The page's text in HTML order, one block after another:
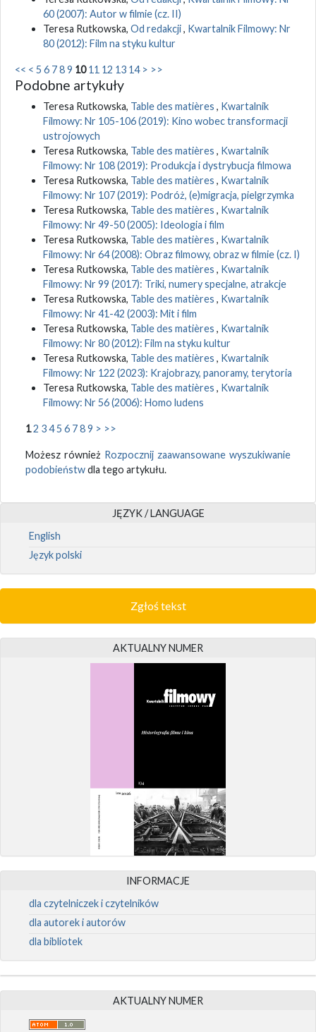
60 (2007): Autor w filmie (cz. II)
Teresa Rutkowska, Od redakcji, Kwartalnik Filmowy: Nr
80 (2012): Film na styku kultur
<< < 5 6 789 10 11 12 13 14 > >>
Podobne artykuły
Teresa Rutkowska, Table des matières , Kwartalnik
Filmowy: Nr 105-106 (2019): Kino wobec transformacji
ustrojowych
Teresa Rutkowska, Table des matières , Kwartalnik
Filmowy: Nr 108 (2019): Produkcja i dystrybucja filmowa
Teresa Rutkowska, Table des matières , Kwartalnik
Filmowy: Nr 107 (2019): Podróż, (e)migracja, pielgrzymka
Teresa Rutkowska, Table des matières , Kwartalnik
Filmowy: Nr 49-50 (2005): Ideologia i film
Teresa Rutkowska, Table des matières , Kwartalnik
Filmowy: Nr 64 (2008): Obraz filmowy, obraz w filmie (cz. I)
Teresa Rutkowska, Table des matières , Kwartalnik
Filmowy: Nr 99 (2017): Triki, numery specjalne, atrakcje
Teresa Rutkowska, Table des matières , Kwartalnik
Filmowy: Nr 41-42 (2003): Mit i film
Teresa Rutkowska, Table des matières , Kwartalnik
Filmowy: Nr 80 (2012): Film na styku kultur
Teresa Rutkowska, Table des matières , Kwartalnik
Filmowy: Nr 122 (2023): Krajobrazy, panoramy, terytoria
Teresa Rutkowska, Table des matières , Kwartalnik
Filmowy: Nr 56 (2006): Homo ludens
12 345 6 789 > >>
Możesz również Rozpocznij zaawansowane wyszukiwanie
podobieństwdla tego artykułu.
JĘZYK / LANGUAGE
English
Język polski
Zgłoś tekst
AKTUALNY NUMER
INFORMACJE
dla czytelniczek i czytelników
dla autorek i autorów
dla bibliotek
AKTUALNY NUMER